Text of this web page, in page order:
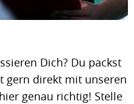
Dich? Du packst
gern direkt mit unseren
genau richtig! Stelle